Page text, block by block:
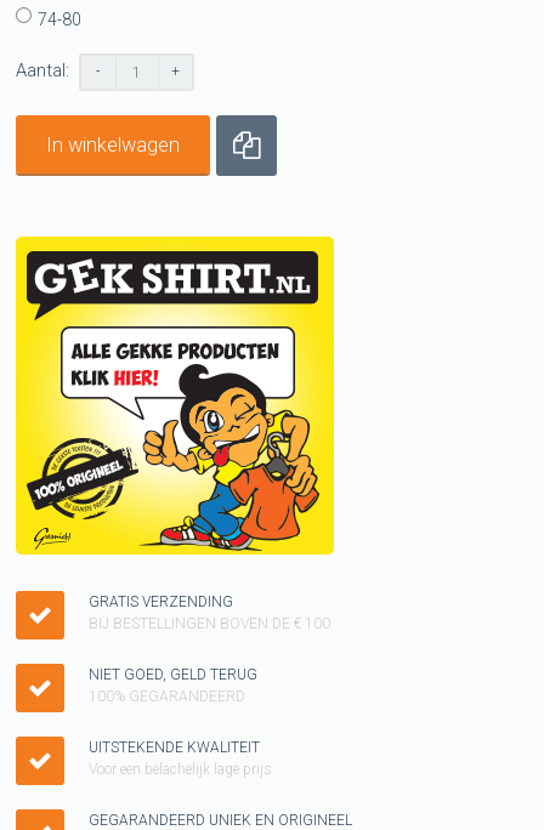
74-80
Aantal: - +
In winkelwagen
GRATIS VERZENDING
BIJ BESTELLINGEN BOVEN DE € 100
NIET GOED, GELD TERUG
100% GEGARANDEERD
UITSTEKENDE KWALITEIT
Voor een belachelijk lage prijs
GEGARANDEERD UNIEK EN ORIGINEEL